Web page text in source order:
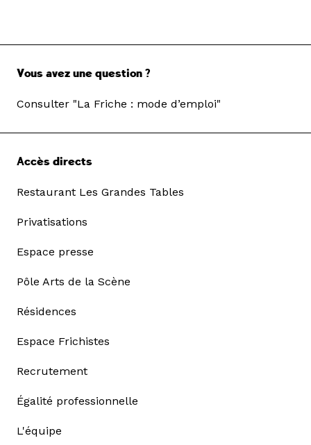
Vous avez une question ?
Consulter "La Friche : mode d’emploi"
Accès directs
Restaurant Les Grandes Tables
Privatisations
Espace presse
Pôle Arts de la Scène
Résidences
Espace Frichistes
Recrutement
Égalité professionnelle
L'équipe